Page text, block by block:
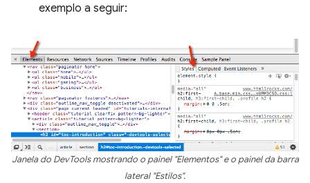
exemplo a seguir:
Janela do DevTools mostrando o painel "Elementos" e o painel da barra
lateral "Estilos".